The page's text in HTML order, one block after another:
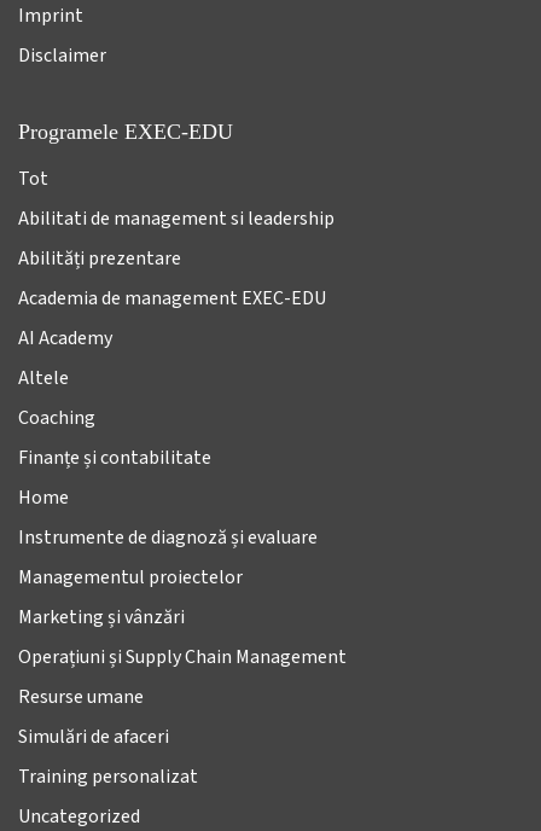
Imprint
Disclaimer
Programele EXEC-EDU
Tot
Abilitati de management si leadership
Abilități prezentare
Academia de management EXEC-EDU
AI Academy
Altele
Coaching
Finanțe și contabilitate
Home
Instrumente de diagnoză și evaluare
Managementul proiectelor
Marketing și vânzări
Operațiuni și Supply Chain Management
Resurse umane
Simulări de afaceri
Training personalizat
Uncategorized